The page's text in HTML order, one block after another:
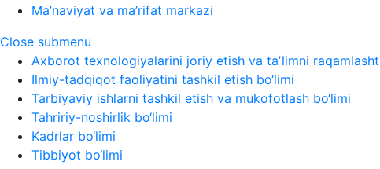
Ma’naviyat va ma’rifat markazi
Close submenu
Axborot texnologiyalarini joriy etish va taʼlimni
Ilmiy-tadqiqot faoliyatini tashkil etish bo‘limi
Tarbiyaviy ishlarni tashkil etish va mukofotlash bo‘limi
Tahririy-noshirlik bo‘limi
Kadrlar bo‘limi
Tibbiyot bo‘limi